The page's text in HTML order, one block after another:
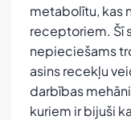
metabolītu, kas
receptoriem. Šī
nepieciešams
asins recekļu
darbības
kuriem ir bijuši